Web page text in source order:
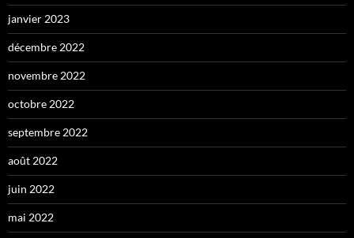
janvier 2023
décembre 2022
novembre 2022
octobre 2022
septembre 2022
août 2022
juin 2022
mai 2022